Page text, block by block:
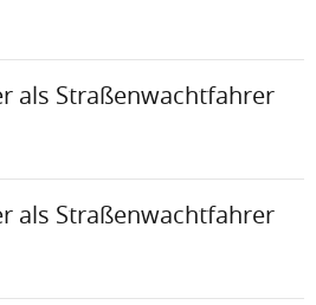
als Straßenwachtfahrer
als Straßenwachtfahrer